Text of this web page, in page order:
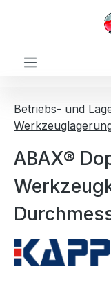
Betriebs- und
ABAX®